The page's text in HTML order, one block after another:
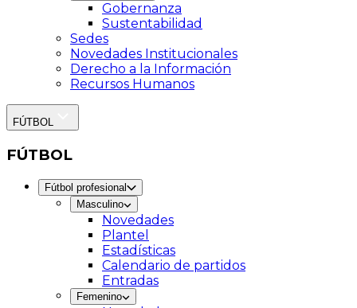
Gobernanza
Sustentabilidad
Sedes
Novedades Institucionales
Derecho a la Información
Recursos Humanos
FÚTBOL
FÚTBOL
Fútbol profesional
Masculino
Novedades
Plantel
Estadísticas
Calendario de partidos
Entradas
Femenino